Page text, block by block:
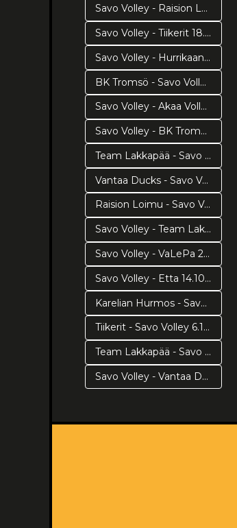
Savo Volley - Raision Loimu 25.11.2018
Savo Volley - Tiikerit 18.11.2018
Savo Volley - Hurrikaani Loimaa 17.11.2018
BK Tromsö - Savo Volley 14.11.2018
Savo Volley - Akaa Volley 3.11.2018
Savo Volley - BK Tromsö 7.11.2018
Team Lakkapää - Savo Volley 11.11.2018
Vantaa Ducks - Savo Volley 31.10.2018
Raision Loimu - Savo Volley 28.10.2018
Savo Volley - Team Lakkapää 23.10.2018
Savo Volley - VaLePa 20.10.2018
Savo Volley - Etta 14.10.2018
Karelian Hurmos - Savo Volley 10.10.2018
Tiikerit - Savo Volley 6.10.2018
Team Lakkapää - Savo Volley 26.9.2018
Savo Volley - Vantaa Ducks 29.9.2018